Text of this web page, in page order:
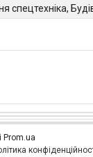
Prom.ua